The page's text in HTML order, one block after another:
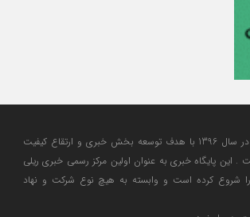
پایگاه خبری ریل نیوز در سال 1396 با هدف توسعه بخش خبری و ارتقاع کیفیت
این پایگاه خبری به عنوان اولین مرکز رسمی خبری ریلی
را شروع کرده است و وابسته به هیچ نوع شرکت و نهاد